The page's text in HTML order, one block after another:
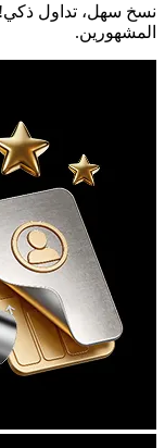
نسخ سهل، تداول ذكي!
المشهورين.